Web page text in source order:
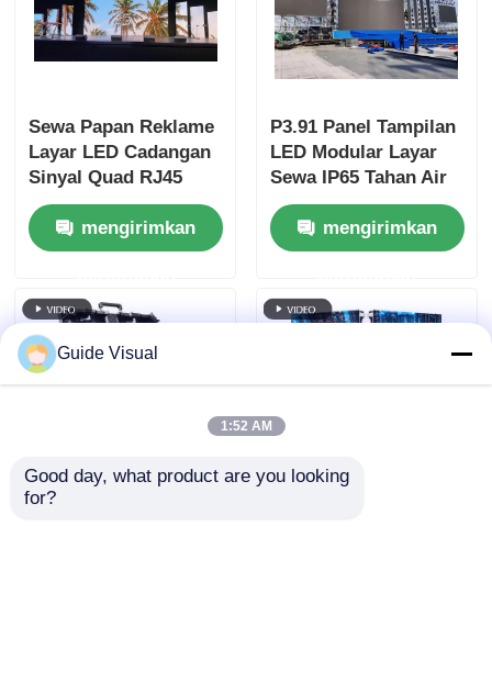
Sewa Papan Reklame
Layar LED Cadangan
Sinyal Quad RJ45
Kustom
mengirimkan
P3.91 Panel Tampilan
LED Modular Layar
Sewa IP65 Tahan Air
OEM
mengirimkan
Guide Visual
1:52 AM
Good day, what product are you looking
for?